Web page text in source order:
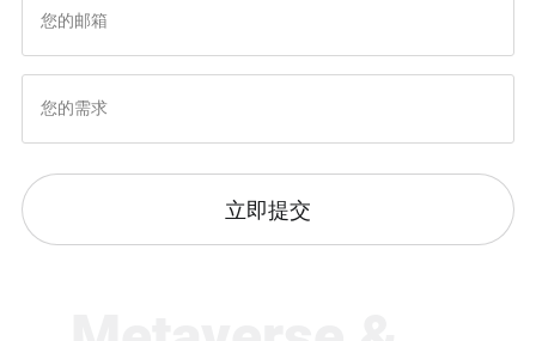
立即提交